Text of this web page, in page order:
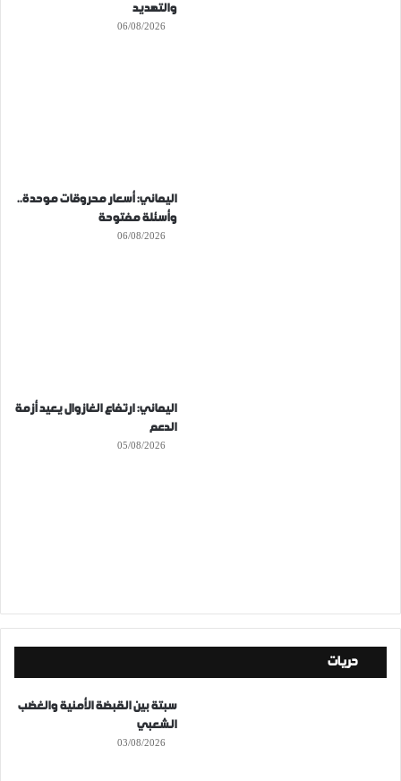
والتهديد
06/08/2026
اليماني: أسعار محروقات موحدة..
وأسئلة مفتوحة
06/08/2026
اليماني: ارتفاع الغازوال يعيد أزمة
الدعم
05/08/2026
حريات
سبتة بين القبضة الأمنية والغضب
الشعبي
03/08/2026